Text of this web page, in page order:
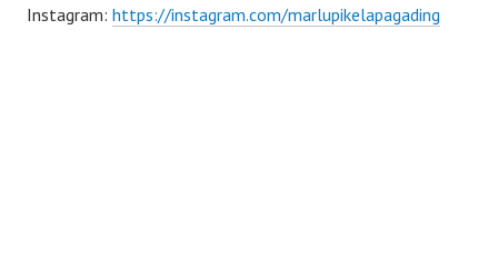
Instagram: https://instagram.com/marlupikelapagading